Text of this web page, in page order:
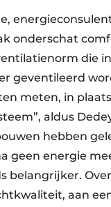
onderschat
die
geventileerd
meten, in
aldus
hebben
geen energie
belangrijker.
aan